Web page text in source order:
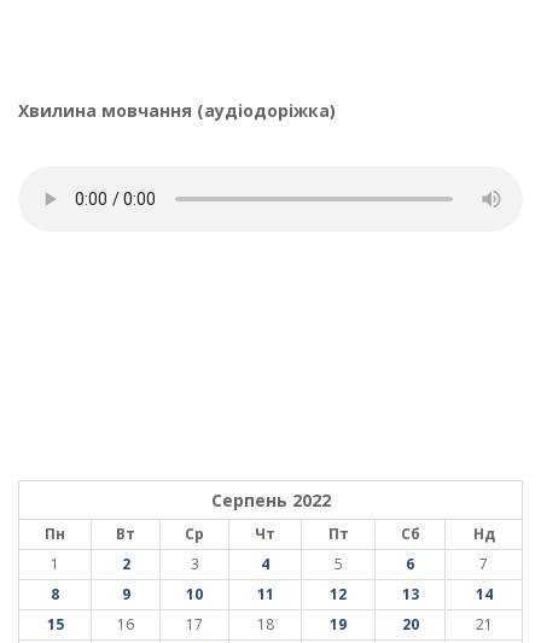
Хвилина мовчання (аудіодоріжка)
Серпень 2022
Пн Вт Ср Чт Пт Сб
Нд
1
2 3 4 5 6
7
8
9 10 11 12 13
14
15
16 17 18 19 20
21